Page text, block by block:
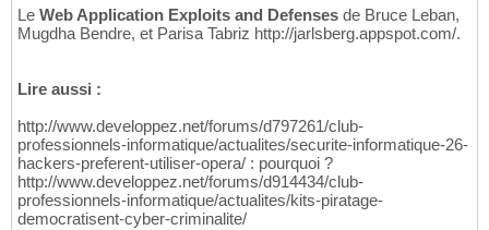
Le Web Application Exploits and Defenses de Bruce Leban,
Mugdha Bendre, et Parisa Tabriz http://jarlsberg.appspot.com/.
Lire aussi :
http://www.developpez.net/forums/d797261/club-
professionnels-informatique/actualites/securite-informatique-26-
hackers-preferent-utiliser-opera/ : pourquoi ?
http://www.developpez.net/forums/d914434/club-
professionnels-informatique/actualites/kits-piratage-
democratisent-cyber-criminalite/